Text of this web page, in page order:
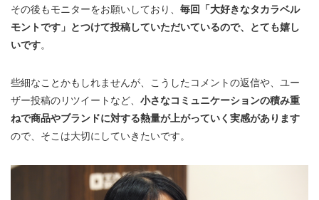
その後もモニターをお願いしており、 毎回「大好きなタカラベル
モントです」とつけて投稿していただいているので、とても嬉し
いです。
些細なことかもしれませんが、こうしたコメントの返信や、ユー
ザー投稿のリツイートなど、 小さなコミュニケーションの積み重
ねで商品やブランドに対する熱量が上がっていく実感があります
ので、そこは大切にしていきたいです。